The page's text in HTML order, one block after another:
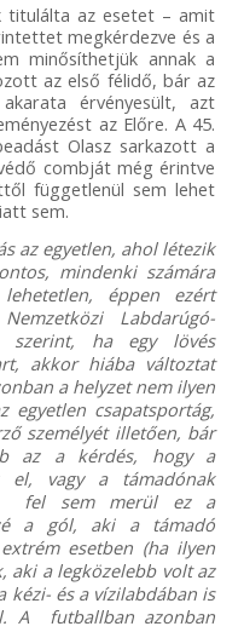
titulálta az esetet – amit
megkérdezve és a
minősíthetjük annak a
az első félidő, bár az
érvényesült, azt
az Előre. A 45.
Olasz sarkazott a
combját még érintve
függetlenül sem lehet
sem.
az egyetlen, ahol létezik
mindenki számára
éppen ezért
Labdarúgó-
szerint, ha egy lövés
akkor hiába változtat
a helyzet nem ilyen
egyetlen csapatsportág,
személyét illetően, bár
az a kérdés, hogy a
el, vagy a támadónak
fel sem merül ez a
a gól, aki a támadó
esetben (ha ilyen
aki a legközelebb volt az
kézi- és a vízilabdában is
A futballban azonban